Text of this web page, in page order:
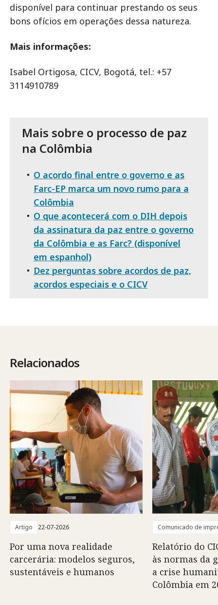
disponível para continuar prestando os seus
bons ofícios em operações dessa natureza.
Mais informações:
Isabel Ortigosa, CICV, Bogotá, tel.: +57
3114910789
Mais sobre o processo de paz
na Colômbia
O acordo final entre o governo e as
Farc-EP marca um novo rumo para a
Colômbia
O que acontecerá com o DIH depois
da assinatura da paz entre o governo
da Colômbia e as Farc? (disponível
em espanhol)
Dez perguntas sobre acordos de paz,
acordos especiais e o CICV
Relacionados
Artigo 22-07-2026
Por uma nova realidade
carcerária: modelos seguros,
sustentáveis e humanos
Comunicado de
Relatório do
às normas da
a crise
Colômbia em